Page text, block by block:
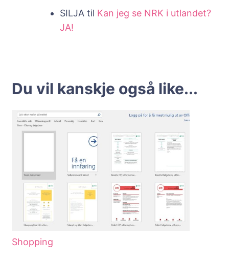
SILJA til Kan jeg se NRK i utlandet?
JA!
Du vil kanskje også like...
Shopping